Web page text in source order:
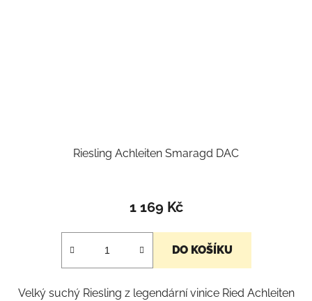
Riesling Achleiten Smaragd DAC
1 169 Kč
DO KOŠÍKU
Velký suchý Riesling z legendární vinice Ried Achleiten